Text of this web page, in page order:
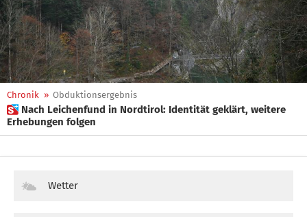
Chronik » Obduktionsergebnis
 Nach Leichenfund in Nordtirol: Identität geklärt, weitere
Erhebungen folgen
Wetter